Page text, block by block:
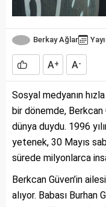
Berkay Ağlar
A+ A-
Sosyal medyanın
bir dönemde, Berkcan
dünya duydu. 1996
yetenek, 30 Mayıs
sürede milyonlarca
Berkcan Güven’in
alıyor. Babası